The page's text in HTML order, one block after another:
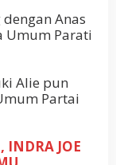
Anas
Umum Parati
Alie pun
Partai
INDRA JOE